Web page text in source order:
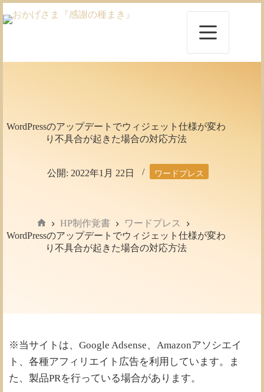
ン
WordPressのアップデートでウィジェット仕様が変わ
り不具合が起きた場合の対応方法
公開: 2022年1月 22日 ワードプレス
ホ
ー
HP制作覚書
ワードプレス
WordPressのアップデートでウィジェット仕様が変わ
り不具合が起きた場合の対応方法
※当サイトは、Google Adsense、Amazonアソシエイ
ト、各種アフィリエイト広告を利用しています。ま
た、製品PRを行っている場合があります。